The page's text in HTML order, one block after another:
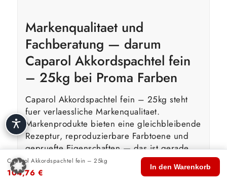
Markenqualitaet und
Fachberatung — darum
Caparol Akkordspachtel fein
– 25kg bei Proma Farben
Caparol Akkordspachtel fein – 25kg steht
fuer verlaessliche Markenqualitaet.
Markenprodukte bieten eine gleichbleibende
Rezeptur, reproduzierbare Farbtoene und
gepruefte Eigenschaften — das ist gerade
bei groesseren Projekten und bei spaeteren
Ausbesserungen entscheidend, weil sich
Caparol Akkordspachtel fein – 25kg
104,76 €
In den Warenkorb
🏠
Start
🛍️ 🛒
Warenkorb
👤
Konto